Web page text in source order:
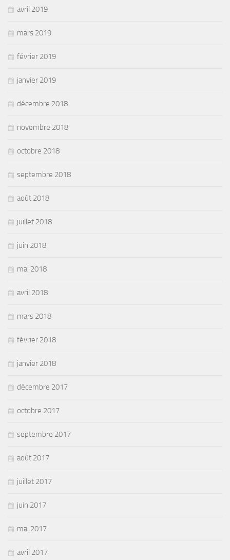
avril 2019
mars 2019
février 2019
janvier 2019
décembre 2018
novembre 2018
octobre 2018
septembre 2018
août 2018
juillet 2018
juin 2018
mai 2018
avril 2018
mars 2018
février 2018
janvier 2018
décembre 2017
octobre 2017
septembre 2017
août 2017
juillet 2017
juin 2017
mai 2017
avril 2017